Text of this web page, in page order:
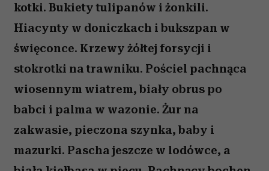
kotki. Bukiety tulipanów i żonkili.
Hiacynty w doniczkach i bukszpan w
święconce. Krzewy żółtej forsycji i
stokrotki na trawniku. Pościel pachnąca
wiosennym wiatrem, biały obrus po
babci i palma w wazonie. Żur na
zakwasie, pieczona szynka, baby i
mazurki. Pascha jeszcze w lodówce, a